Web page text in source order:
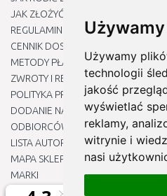
Używamy
technologii
jakość
wyświetlać
reklamy,
witrynie i
nasi
JAK ZŁOŻYĆ REKLAMACJĘ
REGULAMIN
CENNIK DOSTAWY
METODY PŁATNOŚCI
ZWROTY I REKLAMACJE
POLITYKA PRYWATNOŚCI
DODANIE NASZYCH ADRESÓW E-
ODBIORCÓW
LISTA AUTORYZOWANYCH
MAPA SKLEPU
MARKI
BLOGU